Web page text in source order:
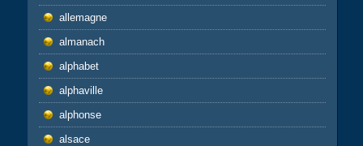
allemagne
almanach
alphabet
alphaville
alphonse
alsace